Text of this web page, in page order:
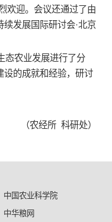
欢迎。会议还通过了由
发展国际研讨会·北京
农业发展进行了分
设的成就和经验，研讨
（农经所 科研处）
中国农业科学院
中华粮网